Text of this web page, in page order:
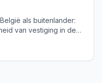
als buitenlander:
van vestiging in de